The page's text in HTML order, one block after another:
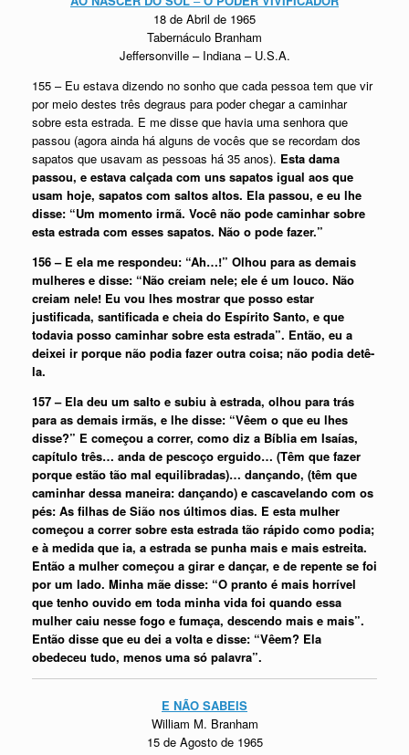
18 de Abril de 1965
Tabernáculo Branham
Jeffersonville – Indiana – U.S.A.
155 – Eu estava dizendo no sonho que cada pessoa tem que vir
por meio destes três degraus para poder chegar a caminhar
sobre esta estrada. E me disse que havia uma senhora que
passou (agora ainda há alguns de vocês que se recordam dos
sapatos que usavam as pessoas há 35 anos). Esta dama
passou, e estava calçada com uns sapatos igual aos que
usam hoje, sapatos com saltos altos. Ela passou, e eu lhe
disse: “Um momento irmã. Você não pode caminhar sobre
esta estrada com esses sapatos. Não o pode fazer.”
156 – E ela me respondeu: “Ah…!” Olhou para as demais
mulheres e disse: “Não creiam nele; ele é um louco. Não
creiam nele! Eu vou lhes mostrar que posso estar
justificada, santificada e cheia do Espírito Santo, e que
todavia posso caminhar sobre esta estrada”. Então, eu a
deixei ir porque não podia fazer outra coisa; não podia detê-
la.
157 – Ela deu um salto e subiu à estrada, olhou para trás
para as demais irmãs, e lhe disse: “Vêem o que eu lhes
disse?” E começou a correr, como diz a Bíblia em Isaías,
capítulo três… anda de pescoço erguido… (Têm que fazer
porque estão tão mal equilibradas)… dançando, (têm que
caminhar dessa maneira: dançando) e cascavelando com os
pés: As filhas de Sião nos últimos dias. E esta mulher
começou a correr sobre esta estrada tão rápido como podia;
e à medida que ia, a estrada se punha mais e mais estreita.
Então a mulher começou a girar e dançar, e de repente se foi
por um lado. Minha mãe disse: “O pranto é mais horrível
que tenho ouvido em toda minha vida foi quando essa
mulher caiu nesse fogo e fumaça, descendo mais e mais”.
Então disse que eu dei a volta e disse: “Vêem? Ela
obedeceu tudo, menos uma só palavra”.
E NÃO SABEIS
William M. Branham
15 de Agosto de 1965